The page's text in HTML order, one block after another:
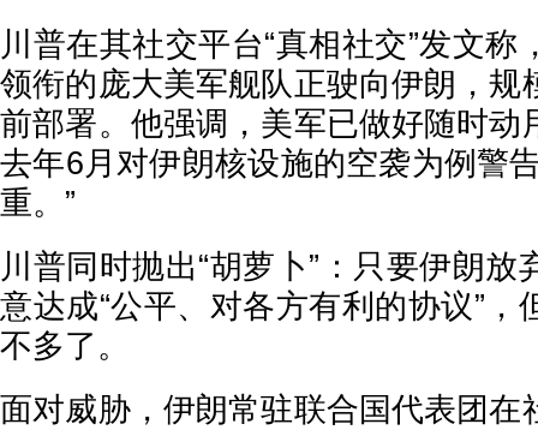
川普在其社交平台“真相社交”发文
领衔的庞大美军舰队正驶向伊朗，规
前部署。他强调，美军已做好随时动
去年6月对伊朗核设施的空袭为例警
重。”
川普同时抛出“胡萝卜”：只要伊朗
意达成“公平、对各方有利的协议”，
不多了。
面对威胁，伊朗常驻联合国代表团在